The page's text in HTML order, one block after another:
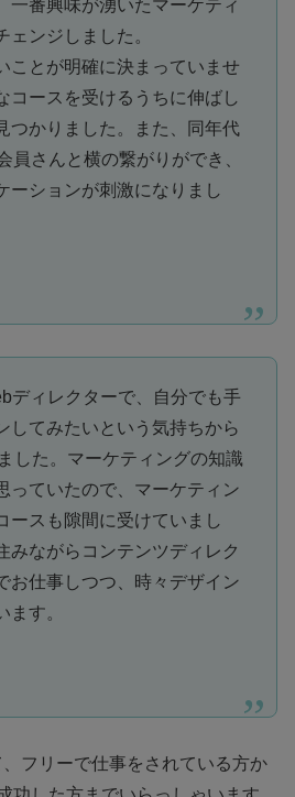
一番興味が湧いたマーケティ
ェンジ しました。
ことが明確に決まっていませ
コースを受けるうちに伸ばし
つかりました。また、同年代
員さんと横の繋がりができ、
ーションが刺激になりまし
ディレクターで、自分でも手
してみたいという気持ちから
した。 マーケティングの知識
っていたので、マーケティン
ースも隙間に受けていまし
みながらコンテンツディレク
お仕事 しつつ、時々デザイン
す。
フリーで仕事をされている方か